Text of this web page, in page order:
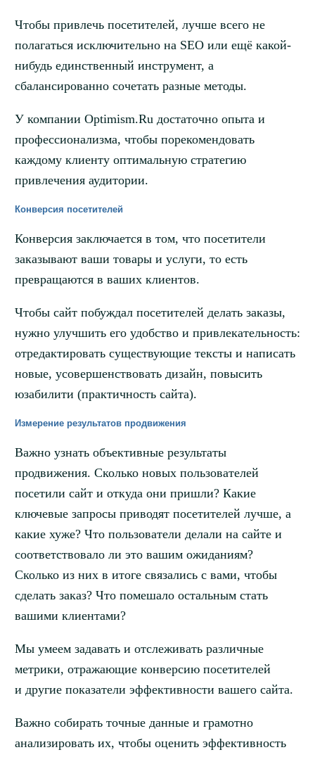
Чтобы привлечь посетителей, лучше всего не
полагаться исключительно на SEO или ещё какой-
нибудь единственный инструмент, а
сбалансированно сочетать разные методы.
У компании Optimism.Ru достаточно опыта и
профессионализма, чтобы порекомендовать
каждому клиенту оптимальную стратегию
привлечения аудитории.
Конверсия посетителей
Конверсия заключается в том, что посетители
заказывают ваши товары и услуги, то есть
превращаются в ваших клиентов.
Чтобы сайт побуждал посетителей делать заказы,
нужно улучшить его удобство и привлекательность:
отредактировать существующие тексты и написать
новые, усовершенствовать дизайн, повысить
юзабилити (практичность сайта).
Измерение результатов продвижения
Важно узнать объективные результаты
продвижения. Сколько новых пользователей
посетили сайт и откуда они пришли? Какие
ключевые запросы приводят посетителей лучше, а
какие хуже? Что пользователи делали на сайте и
соответствовало ли это вашим ожиданиям?
Сколько из них в итоге связались с вами, чтобы
сделать заказ? Что помешало остальным стать
вашими клиентами?
Мы умеем задавать и отслеживать различные
метрики, отражающие конверсию посетителей
и другие показатели эффективности вашего сайта.
Важно собирать точные данные и грамотно
анализировать их, чтобы оценить эффективность